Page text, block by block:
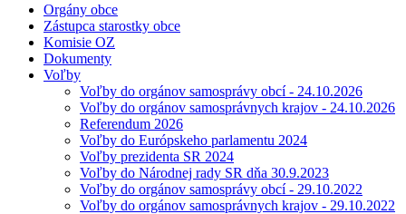
Orgány obce
Zástupca starostky obce
Komisie OZ
Dokumenty
Voľby
Voľby do orgánov samosprávy obcí - 24.10.2026
Voľby do orgánov samosprávnych krajov - 24.10.2026
Referendum 2026
Voľby do Európskeho parlamentu 2024
Voľby prezidenta SR 2024
Voľby do Národnej rady SR dňa 30.9.2023
Voľby do orgánov samosprávy obcí - 29.10.2022
Voľby do orgánov samosprávnych krajov - 29.10.2022